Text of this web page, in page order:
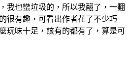
我也蠻垃圾的，所以我翻了，一翻
很有趣，可看出作者花了不少巧
玩味十足，該有的都有了，算是可